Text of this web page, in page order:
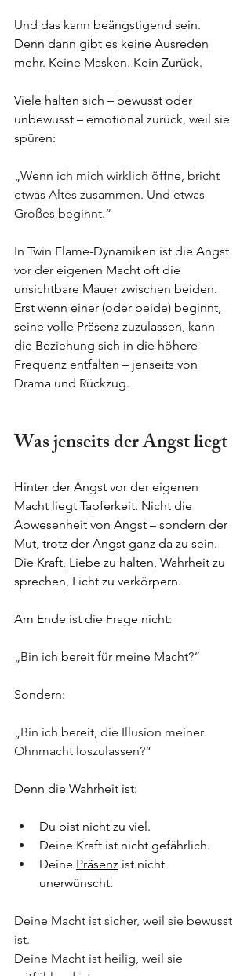
Und das kann beängstigend sein.
Denn dann gibt es keine Ausreden
mehr. Keine Masken. Kein Zurück.
Viele halten sich – bewusst oder
unbewusst – emotional zurück, weil sie
spüren:
„Wenn ich mich wirklich öffne, bricht
etwas Altes zusammen. Und etwas
Großes beginnt.“
In Twin Flame-Dynamiken ist die Angst
vor der eigenen Macht oft die
unsichtbare Mauer zwischen beiden.
Erst wenn einer (oder beide) beginnt,
seine volle Präsenz zuzulassen, kann
die Beziehung sich in die höhere
Frequenz entfalten – jenseits von
Drama und Rückzug.
Was jenseits der Angst liegt
Hinter der Angst vor der eigenen
Macht liegt Tapferkeit. Nicht die
Abwesenheit von Angst – sondern der
Mut, trotz der Angst ganz da zu sein.
Die Kraft, Liebe zu halten, Wahrheit zu
sprechen, Licht zu verkörpern.
Am Ende ist die Frage nicht:
„Bin ich bereit für meine Macht?“
Sondern:
„Bin ich bereit, die Illusion meiner
Ohnmacht loszulassen?“
Denn die Wahrheit ist:
Du bist nicht zu viel.
Deine Kraft ist nicht gefährlich.
Deine Präsenz ist nicht
unerwünscht.
Deine Macht ist sicher, weil sie bewusst
ist.
Deine Macht ist heilig, weil sie